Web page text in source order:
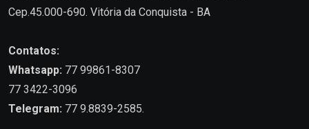
Cep.45.000-690. Vitória da Conquista - BA
Contatos:
Whatsapp: 77 99861-8307
77 3422-3096
Telegram: 77 9.8839-2585.